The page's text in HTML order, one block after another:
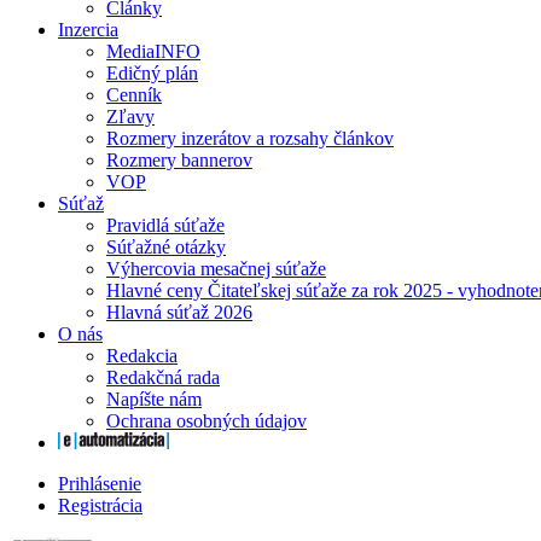
Články
Inzercia
MediaINFO
Edičný plán
Cenník
Zľavy
Rozmery inzerátov a rozsahy článkov
Rozmery bannerov
VOP
Súťaž
Pravidlá súťaže
Súťažné otázky
Výhercovia mesačnej súťaže
Hlavné ceny Čitateľskej súťaže za rok 2025 -
Hlavná súťaž 2026
O nás
Redakcia
Redakčná rada
Napíšte nám
Ochrana osobných údajov
Prihlásenie
Registrácia